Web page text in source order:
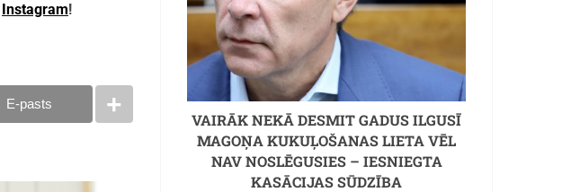
Instagram!
E-pasts
VAIRĀK NEKĀ DESMIT GADUS ILGUSĪ
MAGOŅA KUKUĻOŠANAS LIETA VĒL
NAV NOSLĒGUSIES – IESNIEGTA
KASĀCIJAS SŪDZĪBA